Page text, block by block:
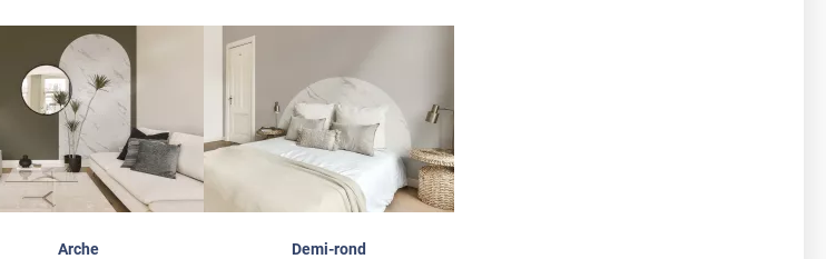
Arche Demi-rond